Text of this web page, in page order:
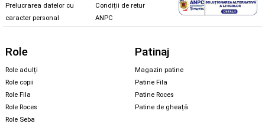
Prelucrarea datelor cu
caracter personal
Condiții de retur
ANPC
Role
Role adulți
Role copii
Role Fila
Role Roces
Role Seba
Patinaj
Magazin patine
Patine Fila
Patine Roces
Patine de gheață